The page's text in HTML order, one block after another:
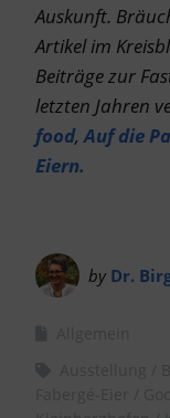
Auskunft.
Artikel im
Beiträge zur
letzten Jahren
food,Auf die
Eiern.
by Dr.